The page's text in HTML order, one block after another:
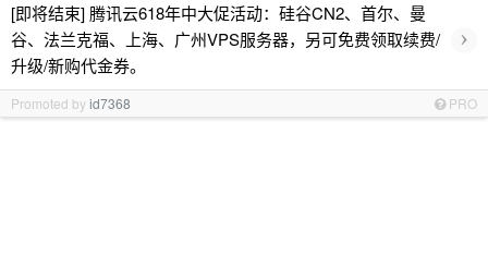
[即将结束] 腾讯云618年中大促活动：硅谷CN2、首尔、曼
谷、法兰克福、上海、广州VPS服务器，另可免费领取续费/
升级/新购代金券。
›
Promoted byid7368 PRO